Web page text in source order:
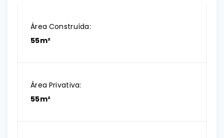
Área Construída:
55m²
Área Privativa:
55m²